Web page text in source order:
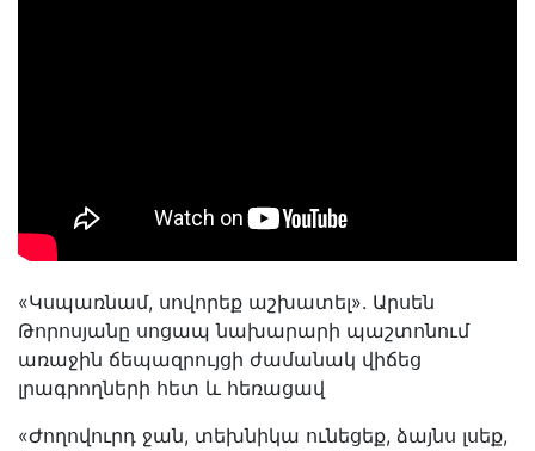
«Կսպառնամ, սովորեք աշխատել». Արսեն
Թորոսյանը սոցապ նախարարի պաշտոնում
առաջին ճեպազրույցի ժամանակ վիճեց
լրագրողների հետ և հեռացավ
«Ժողովուրդ ջան, տեխնիկա ունեցեք, ձայնս լսեք,